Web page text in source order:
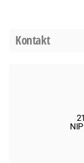
Kontakt